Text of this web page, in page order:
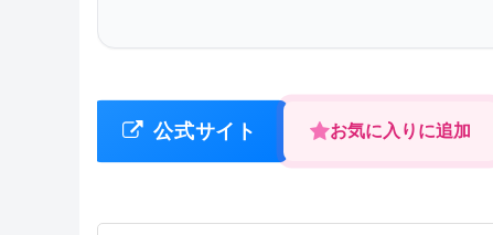
公式サイト お気に入りに追加